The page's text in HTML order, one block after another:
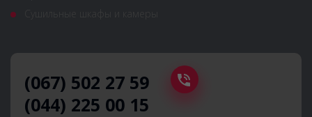
(067) 502 27 59
(044) 225 00 15